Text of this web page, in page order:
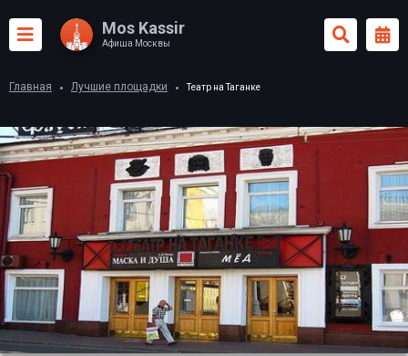
Mos Kassir
Афиша Москвы
Главная Лучшие площадки Театр на Таганке